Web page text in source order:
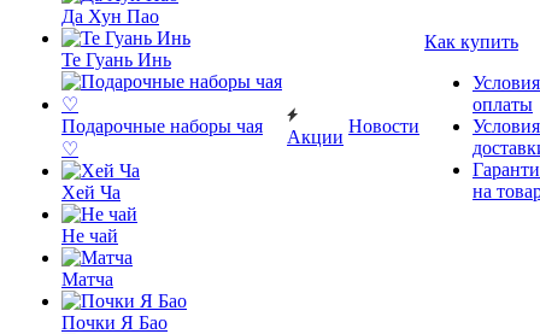
Да Хун Пао
Те Гуань Инь
Подарочные наборы чая
♡
Хей Ча
Не чай
Матча
Почки Я Бао
Акции
Новости
Как купить
Условия
оплаты
Условия
на